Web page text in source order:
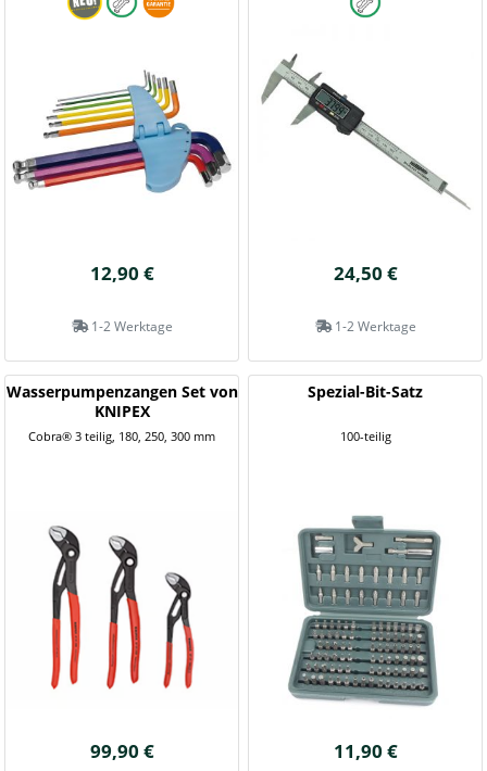
12,90 €
1-2 Werktage
24,50 €
1-2 Werktage
Wasserpumpenzangen Set von
KNIPEX
Cobra® 3 teilig, 180, 250, 300 mm
99,90 €
Spezial-Bit-Satz
100-teilig
11,90 €